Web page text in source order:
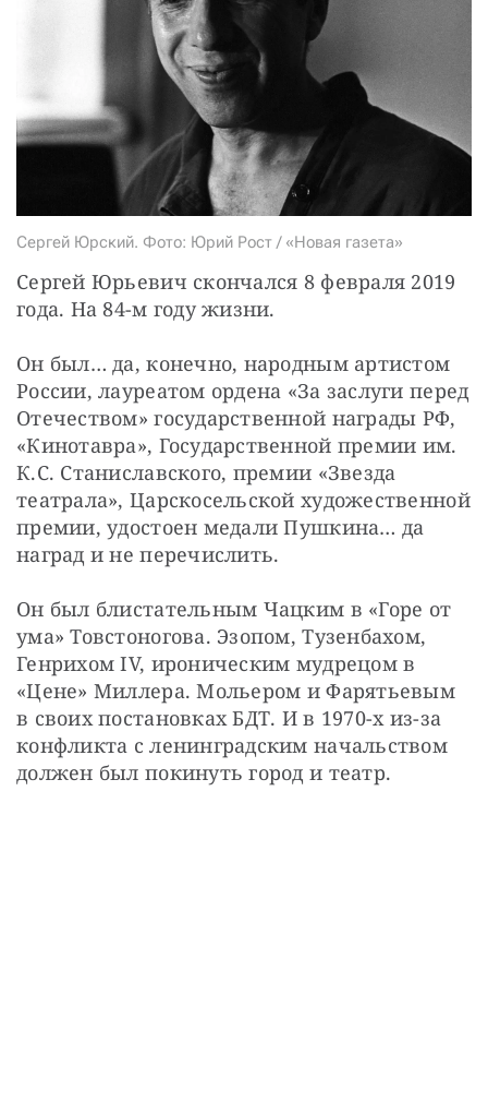
Сергей Юрский. Фото: Юрий Рост / «Новая газета»
Сергей Юрьевич скончался 8 февраля 2019
года. На 84-м году жизни.
Он был… да, конечно, народным артистом
России, лауреатом ордена «За заслуги перед
Отечеством» государственной награды РФ,
«Кинотавра», Государственной премии им.
К.С. Станиславского, премии «Звезда
театрала», Царскосельской художественной
премии, удостоен медали Пушкина… да
наград и не перечислить.
Он был блистательным Чацким в «Горе от
ума» Товстоногова. Эзопом, Тузенбахом,
Генрихом IV, ироническим мудрецом в
«Цене» Миллера. Мольером и Фарятьевым
в своих постановках БДТ. И в 1970-х из-за
конфликта с ленинградским начальством
должен был покинуть город и театр.
СТАТЬ СОУЧАСТНИКОМ
ПОДЕЛИТЬСЯ С ДРУЗЬЯМИ
Если у вас есть вопросы, пишите donate@novayagazeta.ru или
звоните:
+7 (929) 612-03-68